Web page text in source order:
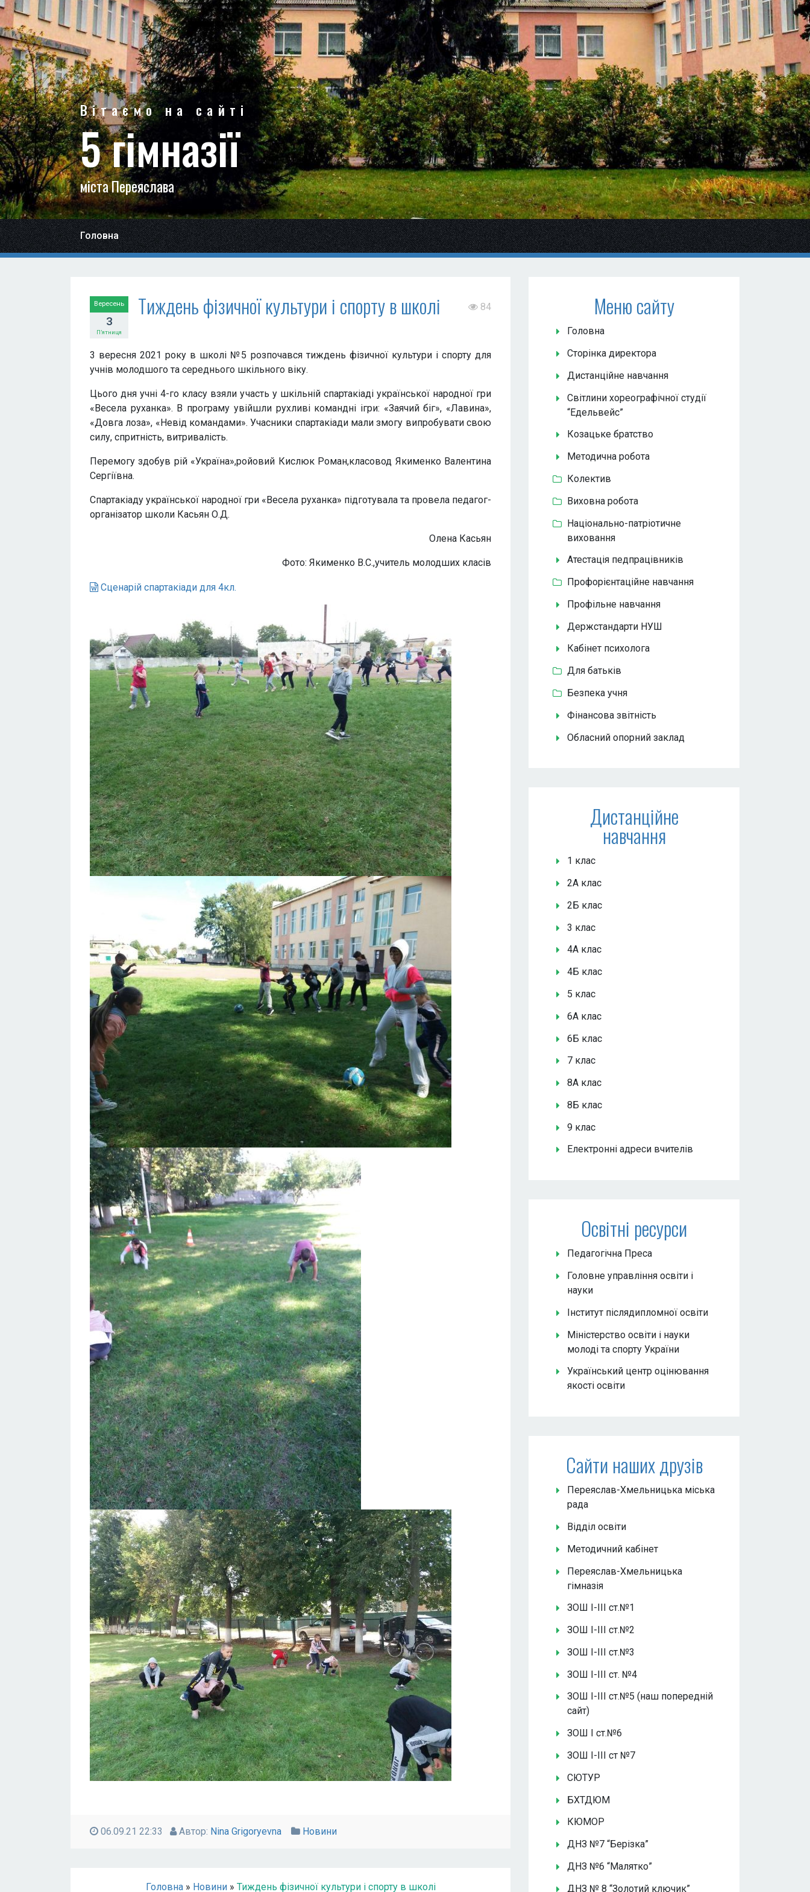
Вітаємо на сайті
5 гімназії
міста Переяслава
Головна
Вересень
3
П’ятниця
Тиждень фізичної культури і спорту в школі 84
3 вересня 2021 року в школі №5 розпочався тиждень фізичної культури і спорту для
учнів молодшого та середнього шкільного віку.
Цього дня учні 4-го класу взяли участь у шкільній спартакіаді української народної гри
«Весела руханка». В програму увійшли рухливі командні ігри: «Заячий біг», «Лавина»,
«Довга лоза», «Невід командами». Учасники спартакіади мали змогу випробувати свою
силу, спритність, витривалість.
Перемогу здобув рій «Україна»,ройовий Кислюк Роман,класовод Якименко Валентина
Сергіївна.
Спартакіаду української народної гри «Весела руханка» підготувала та провела педагог-
організатор школи Касьян О.Д.
Олена Касьян
Фото: Якименко В.С.,учитель молодших класів
Сценарій спартакіади для 4кл.
06.09.21 22:33 Автор: Nina Grigoryevna Новини
Головна» Новини» Тиждень фізичної культури і спорту в школі
Меню сайту
Головна
Сторінка директора
Дистанційне навчання
Світлини хореографічної студії
“Едельвейс”
Козацьке братство
Методична робота
Колектив
Виховна робота
Національно-патріотичне
виховання
Атестація педпрацівників
Профорієнтаційне навчання
Профільне навчання
Держстандарти НУШ
Кабінет психолога
Для батьків
Безпека учня
Фінансова звітність
Обласний опорний заклад
Дистанційне
навчання
1 клас
2А клас
2Б клас
3 клас
4А клас
4Б клас
5 клас
6А клас
6Б клас
7 клас
8А клас
8Б клас
9 клас
Електронні адреси вчителів
Освітні ресурси
Педагогічна Преса
Головне управління освіти і
науки
Інститут післядипломної освіти
Міністерство освіти і науки
молоді та спорту України
Український центр оцінювання
якості освіти
Сайти наших друзів
Переяслав-Хмельницька міська
рада
Відділ освіти
Методичний кабінет
Переяслав-Хмельницька
гімназія
ЗОШ І-ІІІ ст.№1
ЗОШ І-ІІІ ст.№2
ЗОШ І-ІІІ ст.№3
ЗОШ І-ІІІ ст. №4
ЗОШ І-ІІІ ст.№5 (наш попередній
сайт)
ЗОШ І ст.№6
ЗОШ І-ІІІ ст №7
СЮТУР
БХТДЮМ
КЮМОР
ДНЗ №7 “Берізка”
ДНЗ №6 “Малятко”
ДНЗ № 8 “Золотий ключик”